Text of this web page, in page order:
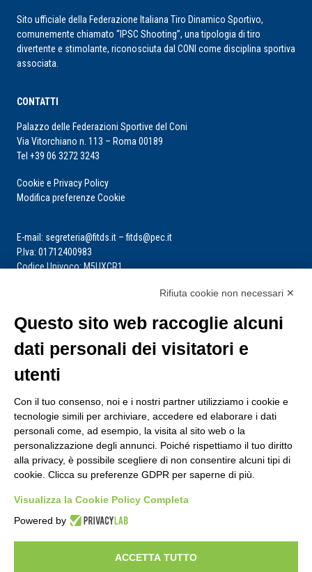
Sito ufficiale della Federazione Italiana Tiro Dinamico Sportivo,
comunemente chiamato “IPSC Shooting”, una tipologia di tiro
divertente e stimolante, riconosciuta dal CONI come disciplina sportiva
associata.
CONTATTI
Palazzo delle Federazioni Sportive del Coni
Via Vitorchiano n. 113 – Roma 00189
Tel +39 06 3272 3243
Cookie e Privacy Policy
Modifica preferenze Cookie
E-mail: segreteria@fitds.it – fitds@pec.it
P.Iva: 01712400983
Codice Univoco: M5UXCR1
La segreteria è aperta dal lunedì al venerdì dalle ore 9:00 alle ore 14:00
Rifiuta cookie non necessari ✕
Questo sito web raccoglie alcuni
dati personali dei visitatori e
utenti
Con il tuo consenso, noi e i nostri partner utilizziamo i cookie e
tecnologie simili per archiviare, accedere ed elaborare i dati
personali come, ad esempio, la visita al sito web o la
personalizzazione degli annunci. Poiché rispettiamo il tuo diritto
alla privacy, è possibile scegliere di non consentire alcuni tipi di
cookie. Clicca su preferenze GDPR per saperne di più.
Visualizza la Cookie Policy Completa
Powered by
ACCETTA TUTTO